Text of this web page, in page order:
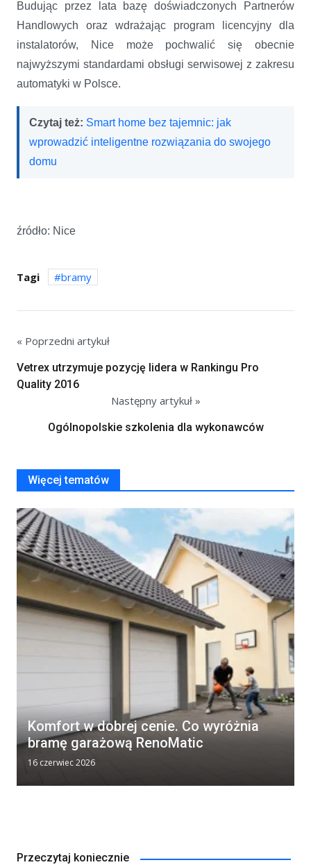
Budując przez lata bazę doświadczonych Partnerów
Handlowych oraz wdrażając program licencyjny dla
instalatorów, Nice może pochwalić się obecnie
najwyższymi standardami obsługi serwisowej z zakresu
automatyki w Polsce.
Czytaj też: Smart home bez tajemnic: jak
wprowadzić inteligentne rozwiązania do swojego
domu
źródło: Nice
Tagi bramy
« Poprzedni artykuł
Vetrex utrzymuje pozycję lidera w Rankingu Pro
Quality 2016
Następny artykuł »
Ogólnopolskie szkolenia dla wykonawców
Więcej tematów
Komfort w dobrej cenie. Co wyróżnia
bramę garażową RenoMatic
16 czerwiec 2026
Przeczytaj koniecznie